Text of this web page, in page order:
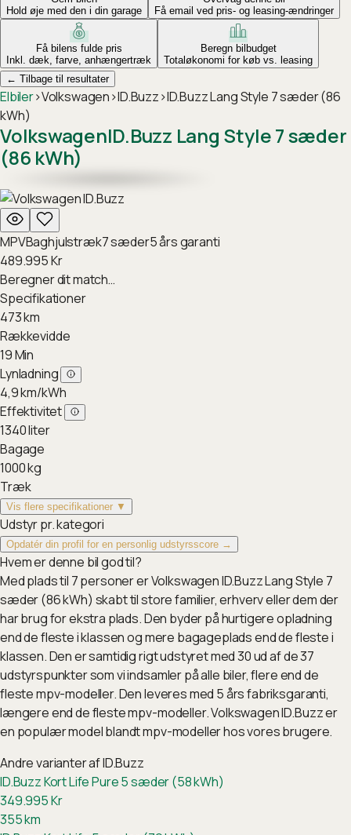
Hold øje med den i din garage
Få email ved pris- og leasing-ændringer
Få bilens fulde pris
Inkl. dæk, farve, anhængertræk
Beregn bilbudget
Totaløkonomi for køb vs. leasing
← Tilbage til resultater
Elbiler›Volkswagen›ID.Buzz›ID.Buzz Lang Style 7 sæder (86
kWh)
VolkswagenID.Buzz Lang Style 7 sæder
(86 kWh)
MPVBaghjulstræk7sæder5års garanti
489.995Kr
Beregner dit match…
Specifikationer
473km
Rækkevidde
19Min
Lynladning
4,9km/kWh
Effektivitet
1340liter
Bagage
1000kg
Træk
Vis flere specifikationer ▼
Udstyr pr. kategori
Opdatér din profil for en personlig udstyrsscore →
Hvem er denne bil god til?
Med plads til 7 personer er Volkswagen ID.Buzz Lang Style 7
sæder (86 kWh) skabt til store familier, erhverv eller dem der
har brug for ekstra plads. Den byder på hurtigere opladning
end de fleste i klassen og mere bagageplads end de fleste i
klassen. Den er samtidig rigt udstyret med 30 ud af de 37
udstyrspunkter som vi indsamler på alle biler, flere end de
fleste mpv-modeller. Den leveres med 5 års fabriksgaranti,
længere end de fleste mpv-modeller. Volkswagen ID.Buzz er
en populær model blandt mpv-modeller hos vores brugere.
Andre varianter afID.Buzz
ID.Buzz Kort Life Pure 5 sæder (58 kWh)
349.995Kr
355km